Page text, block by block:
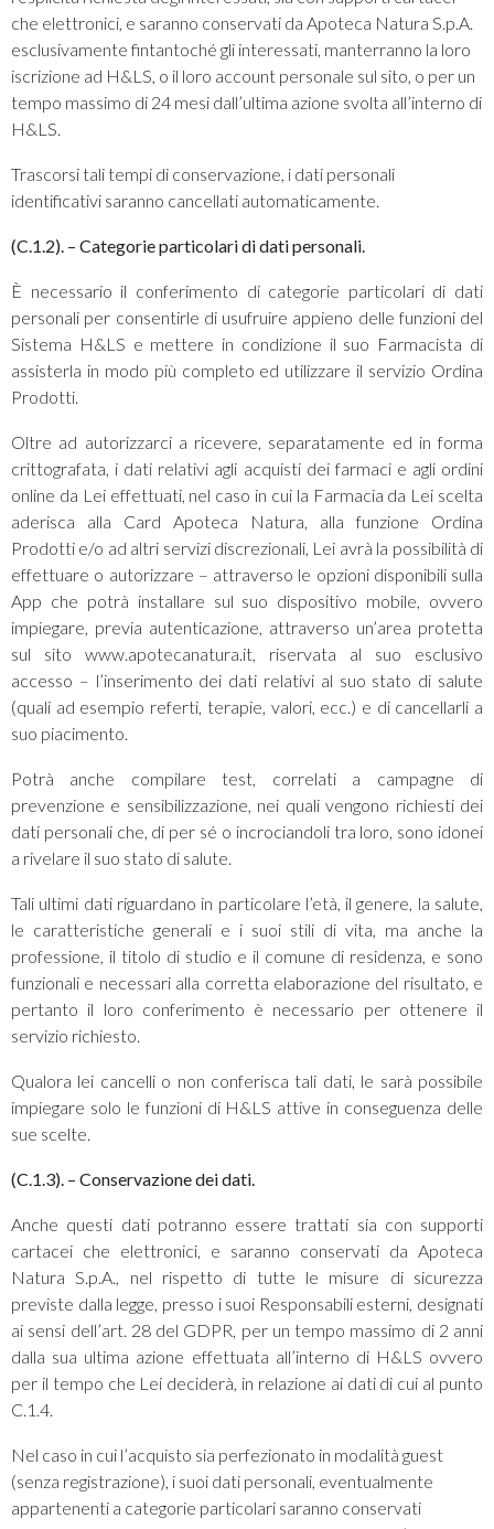
che elettronici, e saranno conservati da Apoteca Natura S.p.A.
esclusivamente fintantoché gli interessati, manterranno la loro
iscrizione ad H&LS, o il loro account personale sul sito, o per un
tempo massimo di 24 mesi dall’ultima azione svolta all’interno di
H&LS.
Trascorsi tali tempi di conservazione, i dati personali
identificativi saranno cancellati automaticamente.
(C.1.2). – Categorie particolari di dati personali.
È necessario il conferimento di categorie particolari di dati
personali per consentirle di usufruire appieno delle funzioni del
Sistema H&LS e mettere in condizione il suo Farmacista di
assisterla in modo più completo ed utilizzare il servizio Ordina
Prodotti.
Oltre ad autorizzarci a ricevere, separatamente ed in forma
crittografata, i dati relativi agli acquisti dei farmaci e agli ordini
online da Lei effettuati, nel caso in cui la Farmacia da Lei scelta
aderisca alla Card Apoteca Natura, alla funzione Ordina
Prodotti e/o ad altri servizi discrezionali, Lei avrà la possibilità di
effettuare o autorizzare – attraverso le opzioni disponibili sulla
App che potrà installare sul suo dispositivo mobile, ovvero
impiegare, previa autenticazione, attraverso un’area protetta
sul sito www.apotecanatura.it, riservata al suo esclusivo
accesso – l’inserimento dei dati relativi al suo stato di salute
(quali ad esempio referti, terapie, valori, ecc.) e di cancellarli a
suo piacimento.
Potrà anche compilare test, correlati a campagne di
prevenzione e sensibilizzazione, nei quali vengono richiesti dei
dati personali che, di per sé o incrociandoli tra loro, sono idonei
a rivelare il suo stato di salute.
Tali ultimi dati riguardano in particolare l’età, il genere, la salute,
le caratteristiche generali e i suoi stili di vita, ma anche la
professione, il titolo di studio e il comune di residenza, e sono
funzionali e necessari alla corretta elaborazione del risultato, e
pertanto il loro conferimento è necessario per ottenere il
servizio richiesto.
Qualora lei cancelli o non conferisca tali dati, le sarà possibile
impiegare solo le funzioni di H&LS attive in conseguenza delle
sue scelte.
(C.1.3). – Conservazione dei dati.
Anche questi dati potranno essere trattati sia con supporti
cartacei che elettronici, e saranno conservati da Apoteca
Natura S.p.A., nel rispetto di tutte le misure di sicurezza
previste dalla legge, presso i suoi Responsabili esterni, designati
ai sensi dell’art. 28 del GDPR, per un tempo massimo di 2 anni
dalla sua ultima azione effettuata all’interno di H&LS ovvero
per il tempo che Lei deciderà, in relazione ai dati di cui al punto
C.1.4.
Nel caso in cui l’acquisto sia perfezionato in modalità guest
(senza registrazione), i suoi dati personali, eventualmente
appartenenti a categorie particolari saranno conservati